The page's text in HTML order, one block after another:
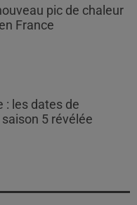
pic de chaleur
France
: les dates de
5 révélée